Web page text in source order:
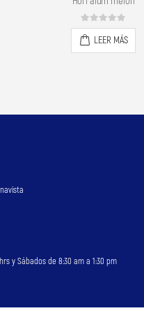
0out of 5
LEER MÁS
y Sábados de 8:30 am a 1:30 pm